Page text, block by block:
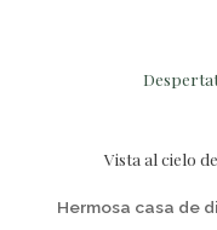
Vista al cielo
Hermosa casa de